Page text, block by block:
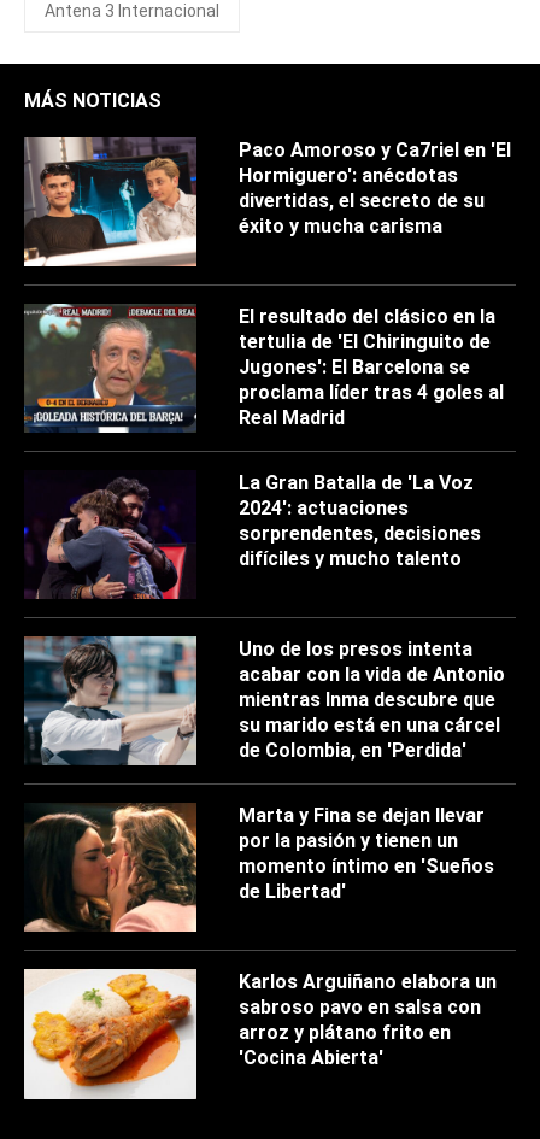
Antena 3 Internacional
MÁS NOTICIAS
Paco Amoroso y Ca7riel en 'El
Hormiguero': anécdotas
divertidas, el secreto de su
éxito y mucha carisma
El resultado del clásico en la
tertulia de 'El Chiringuito de
Jugones': El Barcelona se
proclama líder tras 4 goles al
Real Madrid
La Gran Batalla de 'La Voz
2024': actuaciones
sorprendentes, decisiones
difíciles y mucho talento
Uno de los presos intenta
acabar con la vida de Antonio
mientras Inma descubre que
su marido está en una cárcel
de Colombia, en 'Perdida'
Marta y Fina se dejan llevar
por la pasión y tienen un
momento íntimo en 'Sueños
de Libertad'
Karlos Arguiñano elabora un
sabroso pavo en salsa con
arroz y plátano frito en
'Cocina Abierta'